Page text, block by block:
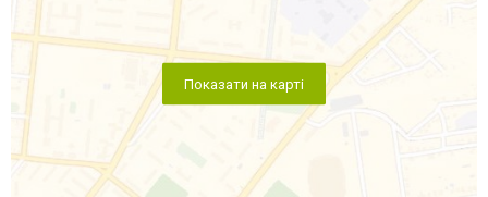
Показати на карті